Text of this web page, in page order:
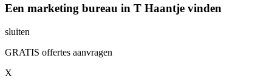
Een marketing bureau in T Haantje vinden
sluiten
GRATIS offertes aanvragen
X